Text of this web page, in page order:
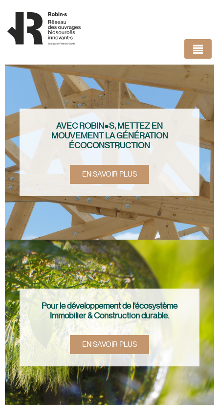
AVEC ROBIN●S, METTEZ EN
MOUVEMENT LA GÉNÉRATION
ÉCOCONSTRUCTION
EN SAVOIR PLUS
Pour le développement de l’écosystème
Immobilier & Construction durable.
EN SAVOIR PLUS